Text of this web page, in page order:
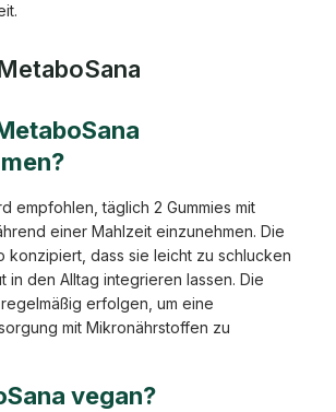
empfohlen, täglich 2 Gummies mit
einer Mahlzeit einzunehmen. Die
konzipiert, dass sie leicht zu schlucken
in den Alltag integrieren lassen. Die
erfolgen, um eine
mit Mikronährstoffen zu
vegan?